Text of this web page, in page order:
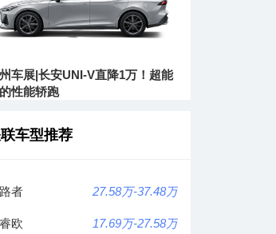
车展|长安UNI-V直降1万！超能
性能轿跑
车型推荐
者 27.58万-37.48万
欧 17.69万-27.58万